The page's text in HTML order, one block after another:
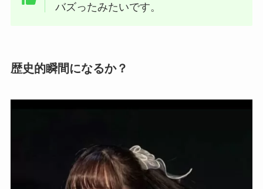
バズったみたいです。
歴史的瞬間になるか？